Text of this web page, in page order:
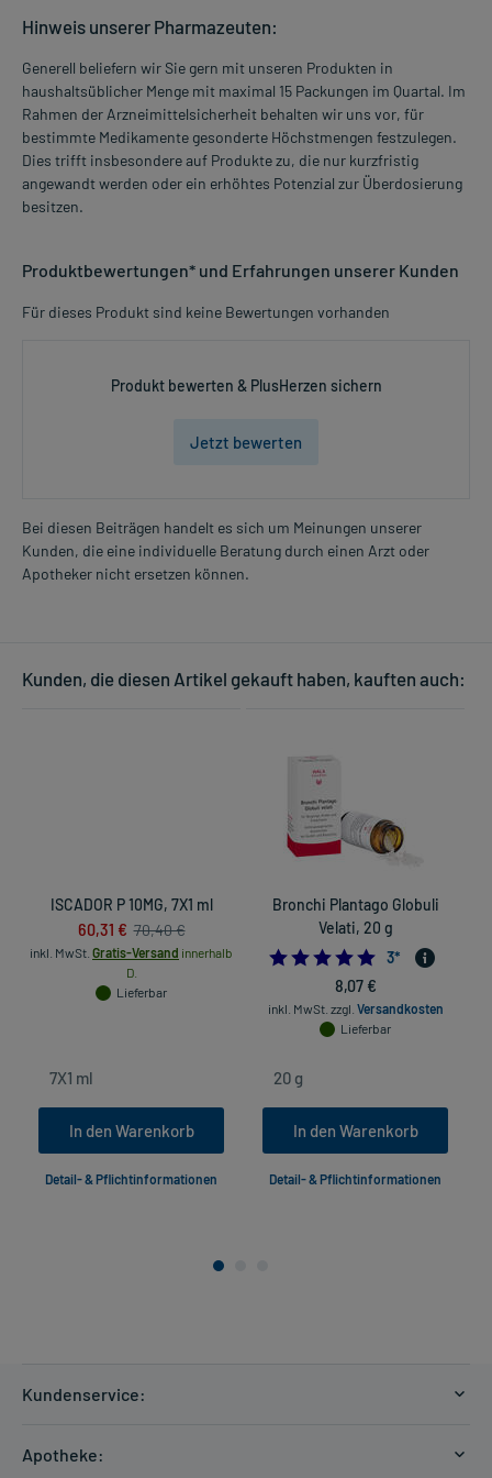
Hinweis unserer Pharmazeuten:
Generell beliefern wir Sie gern mit unseren Produkten in
haushaltsüblicher Menge mit maximal 15 Packungen im Quartal. Im
Rahmen der Arzneimittelsicherheit behalten wir uns vor, für
bestimmte Medikamente gesonderte Höchstmengen festzulegen.
Dies trifft insbesondere auf Produkte zu, die nur kurzfristig
angewandt werden oder ein erhöhtes Potenzial zur Überdosierung
besitzen.
Produktbewertungen* und Erfahrungen unserer Kunden
Für dieses Produkt sind keine Bewertungen vorhanden
Produkt bewerten & PlusHerzen sichern
Jetzt bewerten
Bei diesen Beiträgen handelt es sich um Meinungen unserer
Kunden, die eine individuelle Beratung durch einen Arzt oder
Apotheker nicht ersetzen können.
Kunden, die diesen Artikel gekauft haben, kauften auch:
ISCADOR P 10MG, 7X1 ml
60,31 € 70,40 €
inkl. MwSt. Gratis-Versand innerhalb
D.
Lieferbar
In den Warenkorb
Detail- & Pflichtinformationen
Bronchi Plantago Globuli
Velati, 20 g
5.0
3*
8,07 €
inkl. MwSt. zzgl. Versandkosten
Lieferbar
In den Warenkorb
Detail- & Pflichtinformationen
Kundenservice:
Apotheke: